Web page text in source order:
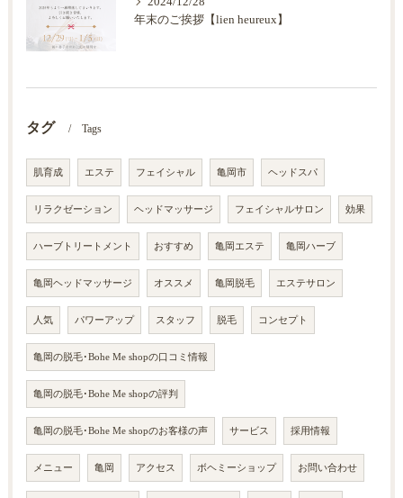
年末のご挨拶【lien heureux】
タグ Tags
肌育成 エステ フェイシャル 亀岡市 ヘッドスパ
リラクゼーション ヘッドマッサージ フェイシャルサロン 効果
ハーブトリートメント おすすめ 亀岡エステ 亀岡ハーブ
亀岡ヘッドマッサージ オススメ 亀岡脱毛 エステサロン
人気 パワーアップ スタッフ 脱毛 コンセプト
亀岡の脱毛･Bohe Me shopの口コミ情報
亀岡の脱毛･Bohe Me shopの評判
亀岡の脱毛･Bohe Me shopのお客様の声 サービス 採用情報
メニュー 亀岡 アクセス ボヘミーショップ お問い合わせ